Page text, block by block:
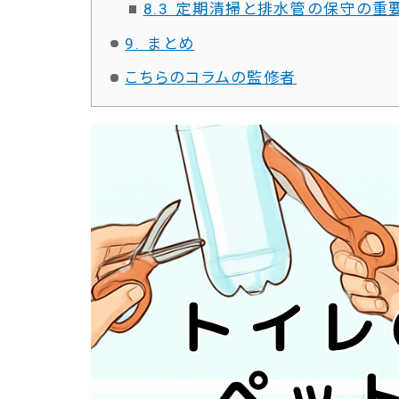
8.3 定期清掃と排水管の保守の重
9. まとめ
こちらのコラムの監修者